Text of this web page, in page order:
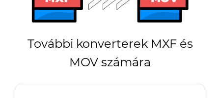
További konverterek MXF és
MOV számára